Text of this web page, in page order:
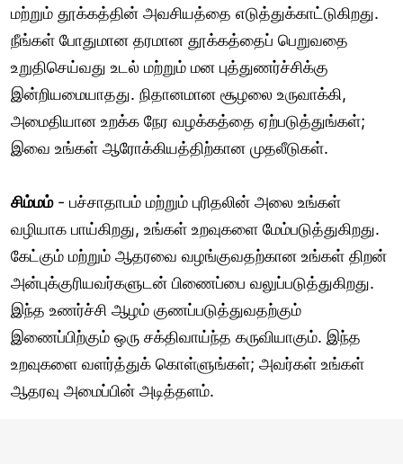
மற்றும் தூக்கத்தின் அவசியத்தை எடுத்துக்காட்டுகிறது.
நீங்கள் போதுமான தரமான தூக்கத்தைப் பெறுவதை
உறுதிசெய்வது உடல் மற்றும் மன புத்துணர்ச்சிக்கு
இன்றியமையாதது. நிதானமான சூழலை உருவாக்கி,
அமைதியான உறக்க நேர வழக்கத்தை ஏற்படுத்துங்கள்;
இவை உங்கள் ஆரோக்கியத்திற்கான முதலீடுகள்.
சிம்மம்- பச்சாதாபம் மற்றும் புரிதலின் அலை உங்கள்
வழியாக பாய்கிறது, உங்கள் உறவுகளை மேம்படுத்துகிறது.
கேட்கும் மற்றும் ஆதரவை வழங்குவதற்கான உங்கள் திறன்
அன்புக்குரியவர்களுடன் பிணைப்பை வலுப்படுத்துகிறது.
இந்த உணர்ச்சி ஆழம் குணப்படுத்துவதற்கும்
இணைப்பிற்கும் ஒரு சக்திவாய்ந்த கருவியாகும். இந்த
உறவுகளை வளர்த்துக் கொள்ளுங்கள்; அவர்கள் உங்கள்
ஆதரவு அமைப்பின் அடித்தளம்.